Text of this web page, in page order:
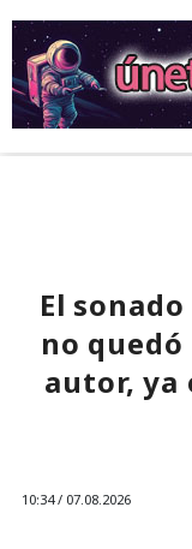
El
no
autor, ya
10:34 / 07.08.2026